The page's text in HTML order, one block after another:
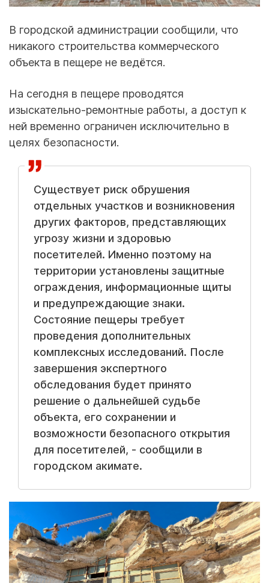
В городской администрации сообщили, что
никакого строительства коммерческого
объекта в пещере не ведётся.
На сегодня в пещере проводятся
изыскательно-ремонтные работы, а доступ к
ней временно ограничен исключительно в
целях безопасности.
Существует риск обрушения
отдельных участков и возникновения
других факторов, представляющих
угрозу жизни и здоровью
посетителей. Именно поэтому на
территории установлены защитные
ограждения, информационные щиты
и предупреждающие знаки.
Состояние пещеры требует
проведения дополнительных
комплексных исследований. После
завершения экспертного
обследования будет принято
решение о дальнейшей судьбе
объекта, его сохранении и
возможности безопасного открытия
для посетителей, - сообщили в
городском акимате.